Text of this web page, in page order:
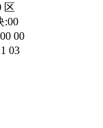
区
:00
00
03